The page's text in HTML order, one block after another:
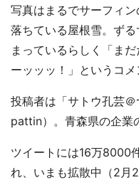
写真はまるでサーフィ
落ちている屋根雪。ず
まっているらしく「ま
ーッッッ！」というコメ
投稿者は「サトウ孔芸＠
pattin）。青森県の企業
ツイートには16万8000
れ、いまも拡散中（2月